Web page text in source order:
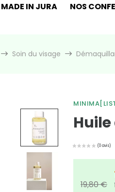
MADE IN JURA NOS
Soin du visage
19,80 €